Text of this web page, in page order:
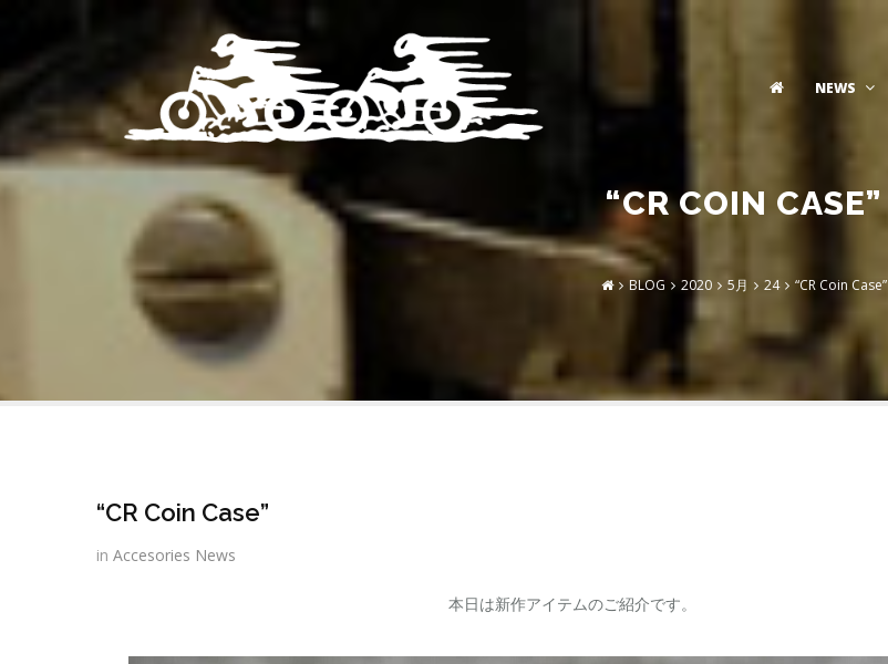
NEWS
“CR COIN CASE”
BLOG 2020 5月 24 “CR Coin Case”
“CR Coin Case”
in Accesories News
本日は新作アイテムのご紹介です。